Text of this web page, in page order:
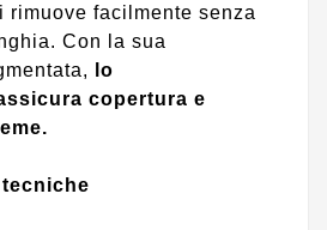
rimuove facilmente senza
Con la sua
lo
copertura e